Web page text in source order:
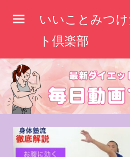
ス
キ
いいことみつ
ト倶楽部